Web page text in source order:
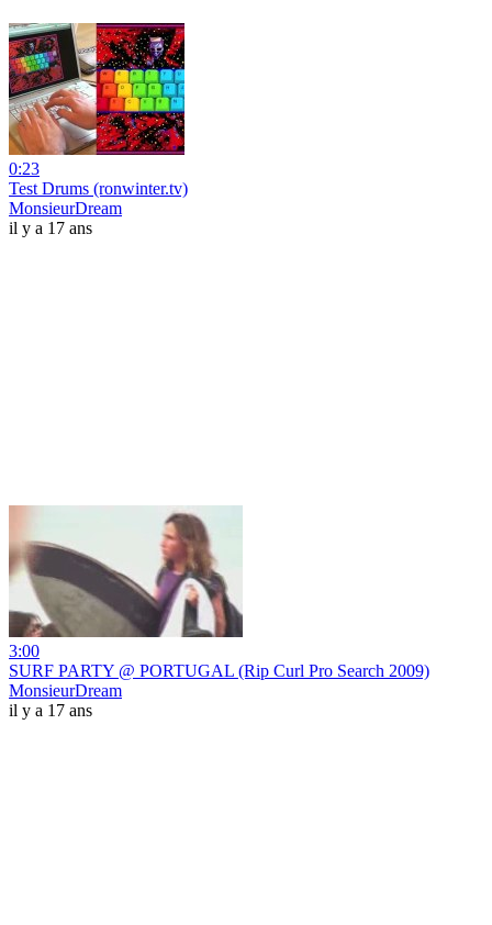
0:23
Test Drums (ronwinter.tv)
MonsieurDream
il y a 17 ans
3:00
SURF PARTY @ PORTUGAL (Rip Curl Pro Search 2009)
MonsieurDream
il y a 17 ans